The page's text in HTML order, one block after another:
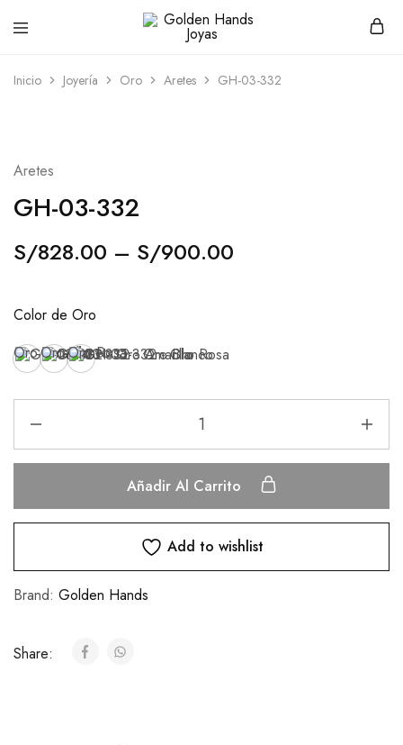
Joyas
hecha
Inicio Joyería Oro Aretes GH-03-332
Aretes
GH-03-332
S/828.00 – S/900.00
Color de Oro
Oro Amarillo
Oro Blanco
Oro Rosa
Añadir Al Carrito
Add to wishlist
Brand: Golden Hands
Share: